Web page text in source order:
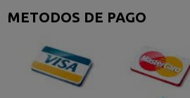
METODOS DE PAGO